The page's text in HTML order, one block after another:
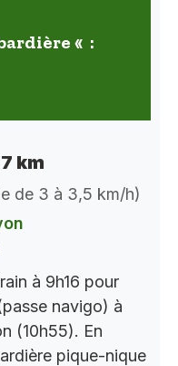
« :
km
de 3 à 3,5 km/h)
à 9h16 pour
navigo) à
(10h55). En
pique-nique